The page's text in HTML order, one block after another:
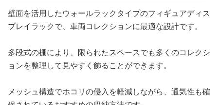
壁面を活用したウォールラックタイプのフィギュアディス
プレイラックで、車両コレクションに最適な設計です。
多段式の棚により、限られたスペースでも多くのコレクシ
ョンを整理して見やすく飾ることができます。
メッシュ構造でホコリの侵入を軽減しながら、通気性も確